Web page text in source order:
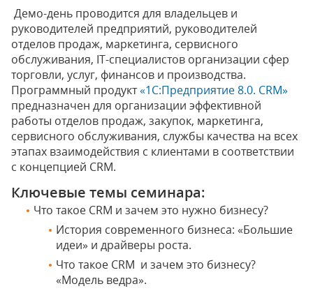
Демо-день проводится для владельцев и
руководителей предприятий, руководителей
отделов продаж, маркетинга, сервисного
обслуживания, IT-специалистов организации сфер
торговли, услуг, финансов и производства.
Программный продукт«1С:Предприятие 8.0. CRM»
предназначен для организации эффективной
работы отделов продаж, закупок, маркетинга,
сервисного обслуживания, службы качества на всех
этапах взаимодействия с клиентами в соответствии
с концепцией CRM.
Ключевые темы семинара:
Что такое CRM и зачем это нужно бизнесу?
История современного бизнеса: «Большие
идеи» и драйверы роста.
Что такое CRM и зачем это бизнесу?
«Модель ведра».